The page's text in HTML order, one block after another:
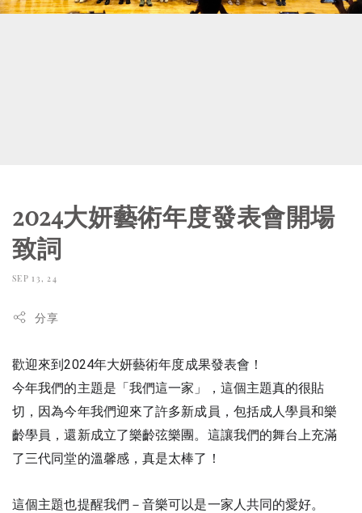
2024大妍藝術年度發表會開場
致詞
SEP 13, 24
分享
歡迎來到2024年大妍藝術年度成果發表會！
今年我們的主題是「我們這一家」，這個主題真的很貼
切，因為今年我們迎來了許多新成員，包括成人學員和樂
齡學員，還新成立了樂齡弦樂團。這讓我們的舞台上充滿
了三代同堂的溫馨感，真是太棒了！
這個主題也提醒我們－音樂可以是一家人共同的愛好。